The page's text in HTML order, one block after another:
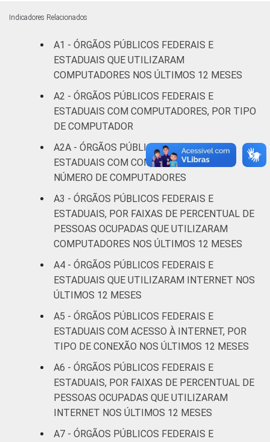
Estudos para o Desenvolvimento da
Pesquisa sobre o uso das tecnologias de
informação e comunicação no setor público
brasileiro - TIC Governo Eletrônico 2017
Indicadores Relacionados
A1 - ÓRGÃOS PÚBLICOS FEDERAIS E
ESTADUAIS QUE UTILIZARAM
COMPUTADORES NOS ÚLTIMOS 12 MESES
A2 - ÓRGÃOS PÚBLICOS FEDERAIS E
ESTADUAIS COM COMPUTADORES, POR TIPO
DE COMPUTADOR
A2A - ÓRGÃOS PÚBLICOS FEDERAIS E
ESTADUAIS COM COMPUTADOR, POR
NÚMERO DE COMPUTADORES
A3 - ÓRGÃOS PÚBLICOS FEDERAIS E
ESTADUAIS, POR FAIXAS DE PERCENTUAL DE
PESSOAS OCUPADAS QUE UTILIZARAM
COMPUTADORES NOS ÚLTIMOS 12 MESES
A4 - ÓRGÃOS PÚBLICOS FEDERAIS E
ESTADUAIS QUE UTILIZARAM INTERNET NOS
ÚLTIMOS 12 MESES
A5 - ÓRGÃOS PÚBLICOS FEDERAIS E
ESTADUAIS COM ACESSO À INTERNET, POR
TIPO DE CONEXÃO NOS ÚLTIMOS 12 MESES
A6 - ÓRGÃOS PÚBLICOS FEDERAIS E
ESTADUAIS, POR FAIXAS DE PERCENTUAL DE
PESSOAS OCUPADAS QUE UTILIZARAM
INTERNET NOS ÚLTIMOS 12 MESES
A7 - ÓRGÃOS PÚBLICOS FEDERAIS E